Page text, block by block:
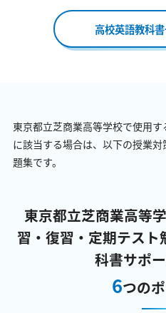
高校英語教科
東京都立芝商業高等学校で使用
に該当する場合は、以下の授業
題集です。
東京都立芝商業高等
習・復習・定期テスト
科書サポ
6つの